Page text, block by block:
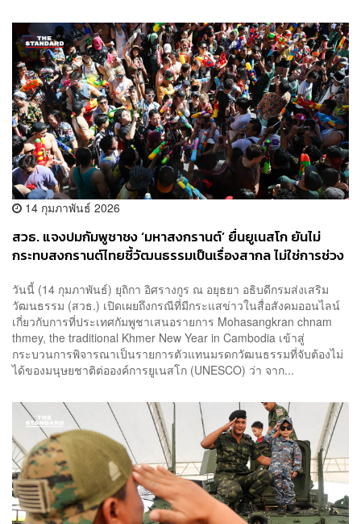
14 กุมภาพันธ์ 2026
สวธ. แจงปมกัมพูชาชง ‘มหาสงกรานต์’ ยื่นยูเนสโก ยันไม่
กระทบสงกรานต์ไทยชี้วัฒนธรรมเป็นเรื่องสากล ไม่ใช่การช่วง
วันนี้ (14 กุมภาพันธ์) ยุถิกา อิศรางกูร ณ อยุธยา อธิบดีกรมส่งเสริม
วัฒนธรรม (สวธ.) เปิดเผยถึงกรณีที่มีกระแสข่าวในสื่อสังคมออนไลน์
เกี่ยวกับการที่ประเทศกัมพูชาเสนอรายการ Mohasangkran chnam
thmey, the traditional Khmer New Year in Cambodia เข้าสู่
กระบวนการพิจารณาเป็นรายการตัวแทนมรดกวัฒนธรรมที่จับต้องไม่
ได้ของมนุษยชาติต่อองค์การยูเนสโก (UNESCO) ว่า จาก...